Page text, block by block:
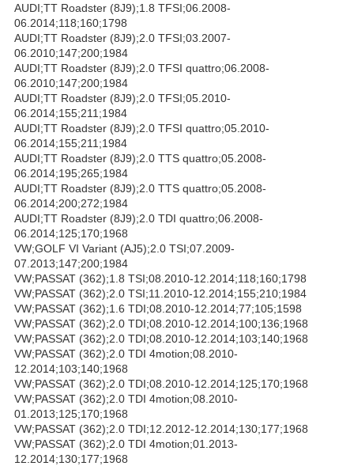
AUDI;TT Roadster (8J9);1.8 TFSI;06.2008-
06.2014;118;160;1798
AUDI;TT Roadster (8J9);2.0 TFSI;03.2007-
06.2010;147;200;1984
AUDI;TT Roadster (8J9);2.0 TFSI quattro;06.2008-
06.2010;147;200;1984
AUDI;TT Roadster (8J9);2.0 TFSI;05.2010-
06.2014;155;211;1984
AUDI;TT Roadster (8J9);2.0 TFSI quattro;05.2010-
06.2014;155;211;1984
AUDI;TT Roadster (8J9);2.0 TTS quattro;05.2008-
06.2014;195;265;1984
AUDI;TT Roadster (8J9);2.0 TTS quattro;05.2008-
06.2014;200;272;1984
AUDI;TT Roadster (8J9);2.0 TDI quattro;06.2008-
06.2014;125;170;1968
VW;GOLF VI Variant (AJ5);2.0 TSI;07.2009-
07.2013;147;200;1984
VW;PASSAT (362);1.8 TSI;08.2010-12.2014;118;160;1798
VW;PASSAT (362);2.0 TSI;11.2010-12.2014;155;210;1984
VW;PASSAT (362);1.6 TDI;08.2010-12.2014;77;105;1598
VW;PASSAT (362);2.0 TDI;08.2010-12.2014;100;136;1968
VW;PASSAT (362);2.0 TDI;08.2010-12.2014;103;140;1968
VW;PASSAT (362);2.0 TDI 4motion;08.2010-
12.2014;103;140;1968
VW;PASSAT (362);2.0 TDI;08.2010-12.2014;125;170;1968
VW;PASSAT (362);2.0 TDI 4motion;08.2010-
01.2013;125;170;1968
VW;PASSAT (362);2.0 TDI;12.2012-12.2014;130;177;1968
VW;PASSAT (362);2.0 TDI 4motion;01.2013-
12.2014;130;177;1968